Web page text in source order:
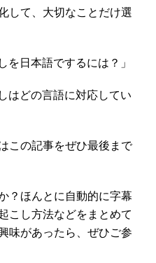
して、大切なことだけ選
を日本語でするには？」
はどの言語に対応してい
この記事をぜひ最後まで
？ほんとに自動的に字幕
こし方法などをまとめて
味があったら、ぜひご参